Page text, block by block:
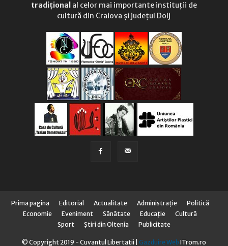
tradițional al celor mai importante instituții de
cultură din Craiova și județul Dolj
Prima pagina Editorial Actualitate Administraţie
Politică
Economie
Eveniment Sănătate Educaţie
Cultură
Sport
Știri din Oltenia Publicitate
© Copyright 2019 - Cuvantul Libertatii | Gazduire Web ITrom.ro